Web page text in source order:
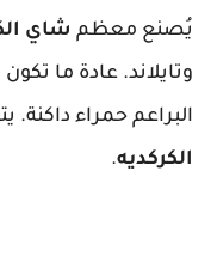
يُصنع معظم شاي
وتايلاند. عادة ما
البراعم حمراء
الكركديه.